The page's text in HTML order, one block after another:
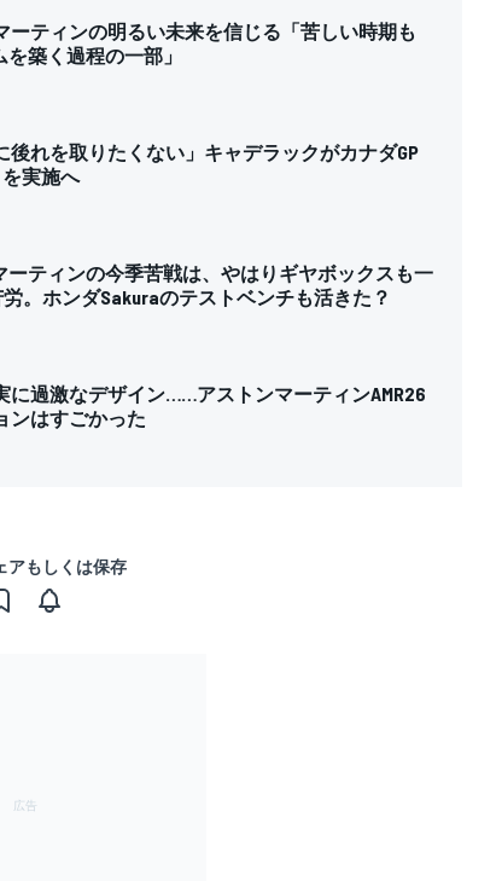
ーティンの明るい未来を信じる「苦しい時期も
を築く過程の一部」
後れを取りたくない」キャデラックがカナダGP
実施へ
ーティンの今季苦戦は、やはりギヤボックスも一
。ホンダSakuraのテストベンチも活きた？
に過激なデザイン……アストンマーティンAMR26
ンはすごかった
アもしくは保存